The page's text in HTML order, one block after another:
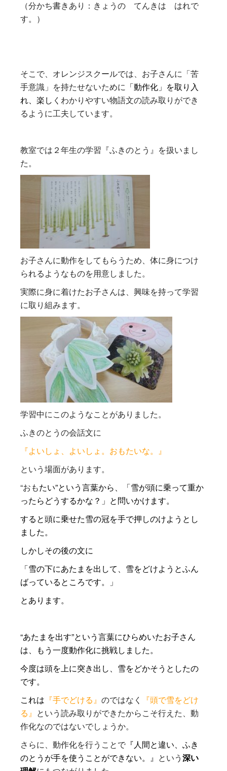
（分かち書きあり：きょうの てんきは はれで
す。）
そこで、オレンジスクールでは、お子さんに「苦
手意識」を持たせないために 「動作化」を取り入
れ、楽し くわかりやすい物語文の読み取りができ
るように工夫しています。
教室では２年生の学習『ふきのとう』を扱いまし
た。
お子さんに動作をしてもらうため、体に身につけ
られるようなものを用意しました。
実際に身に着けたお子さんは、興味を持って学習
に取り組みます。
学習中にこのようなことがありました。
ふきのとうの会話文に
『よいしょ、よいしょ。おもたいな。』
という場面があります。
“おもたい”という言葉から、「雪が頭に乗って重か
ったらどうするかな？」と問いかけます。
すると頭に乗せた雪の冠を手で押しのけようとし
ました。
しかしその後の文に
「雪の下にあたまを出して、雪をどけようとふん
ばっているところです。」
とあります。
“あたまを出す”という言葉にひらめいたお子さん
は、もう一度動作化に挑戦しました。
今度は頭を上に突き出し、雪をどかそうとしたの
です。
これは 『手でどける』のではなく
『頭で雪をどけ
る』 という読み取りができたからこそ行えた、動
作化なのではないでしょうか。
さらに、動作化を行うことで 『人間と違い、ふき
のとうが手を使うことができない。』 という深い